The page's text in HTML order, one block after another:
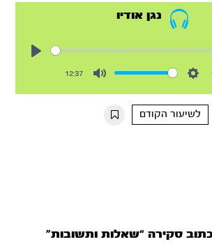
נגן אודיו
12:37
לשיעור הקודם
סקירה “שאלות ותשובות”